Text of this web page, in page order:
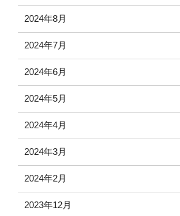
2024年8月
2024年7月
2024年6月
2024年5月
2024年4月
2024年3月
2024年2月
2023年12月